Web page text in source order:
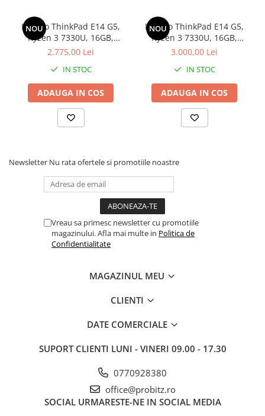
NOU
Lenovo ThinkPad E14 G5,
Ryzen 3 7330U, 16GB,
256GB SSD, Win 11 Pro
2.775,00 Lei
IN STOC
ADAUGA IN COS
NOU
Lenovo ThinkPad E14 G5,
Ryzen 3 7330U, 16GB,
500GB SSD, Win 11 Pro
3.000,00 Lei
IN STOC
ADAUGA IN COS
Newsletter Nu rata ofertele si promotiile noastre
Vreau sa primesc newsletter cu promotiile
magazinului. Afla mai multe in Politica de
Confidentialitate
MAGAZINUL MEU
CLIENTI
DATE COMERCIALE
SUPORT CLIENTI LUNI - VINERI 09.00 - 17.30
0770928380
office@probitz.ro
SOCIAL URMARESTE-NE IN SOCIAL MEDIA